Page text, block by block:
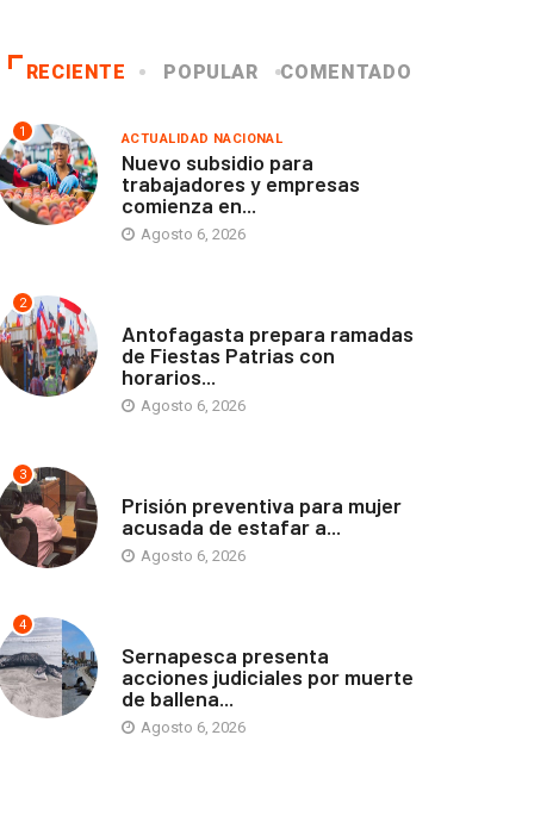
RECIENTE POPULAR COMENTADO
1 ACTUALIDAD NACIONAL
Nuevo subsidio para
trabajadores y empresas
comienza en...
Agosto 6, 2026
2
Antofagasta prepara ramadas
de Fiestas Patrias con
horarios...
Agosto 6, 2026
3
Prisión preventiva para mujer
acusada de estafar a...
Agosto 6, 2026
4
Sernapesca presenta
acciones judiciales por muerte
de ballena...
Agosto 6, 2026